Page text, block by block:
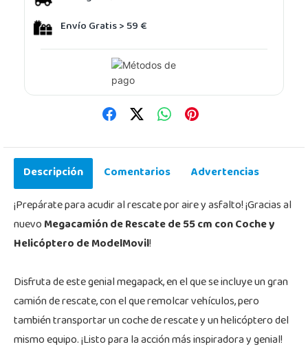
Envío Gratis > 59 €
Descripción Comentarios
Advertencias
¡Prepárate para acudir al rescate por aire y asfalto! ¡Gracias al
nuevoMegacamión de Rescate de 55 cm con Coche y
Helicóptero de ModelMovil!
Disfruta de este genial megapack, en el que se incluye un gran
camión de rescate, con el que remolcar vehículos, pero
también transportar un coche de rescate y un helicóptero del
mismo equipo. ¡Listo para la acción más inspiradora y genial!